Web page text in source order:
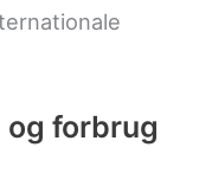
forbrug